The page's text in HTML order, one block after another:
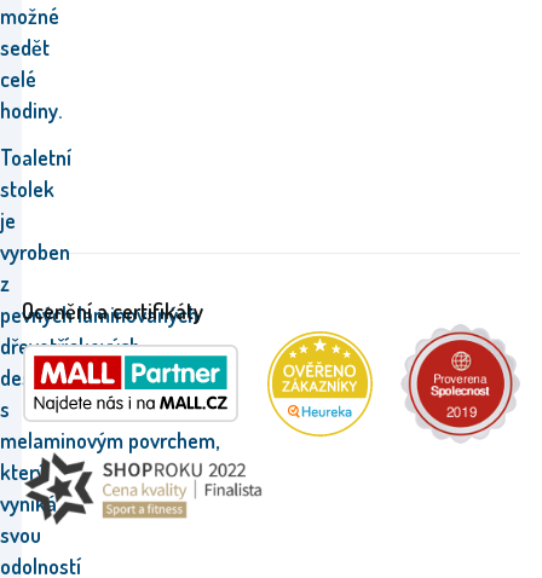
možné
sedět
celé
hodiny.
Toaletní
stolek
je
vyroben
z
pevných laminovaných
dřevotřískových
desek
s
melaminovým povrchem,
který
vyniká
svou
odolností
Ocenění a certifikáty